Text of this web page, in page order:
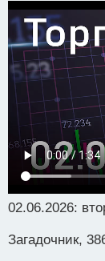
02.06.2026:
Загадочник,